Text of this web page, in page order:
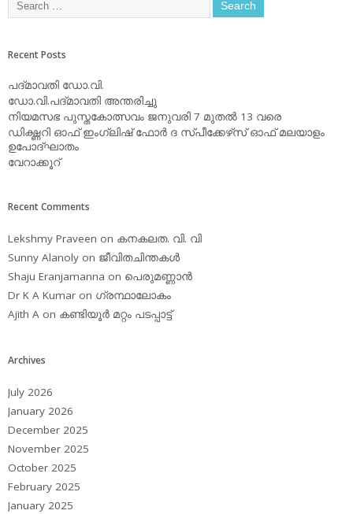
Recent Posts
പദ്മാവതി ഡോ.വി.
ഡോ.വി.പദ്മാവതി അന്തരിച്ചു
നിയമസഭ പുസ്തകോത്സവം ജനുവരി 7 മുതല്‍ 13 വരെ
ഡിക്ഷ്ണറി ഓഫ് ഇംഗ്ലിഷ് ഫോര്‍ ദ സ്പീക്കേഴ്‌സ് ഓഫ് മലയാളം
ഉപോദ്ഘാതം
വേറാക്കൂറ്
Recent Comments
Lekshmy Praveen on കനകലത. വി. വി
Sunny Alanoly on ജീവിതചിന്തകള്‍
Shaju Eranjamanna on പെരുമണ്ണാന്‍
Dr K A Kumar on ഗ്രന്ഥാലോകം
Ajith A on കണ്ടിയൂര്‍ മറ്റം പടപ്പാട്ട്‌
Archives
July 2026
January 2026
December 2025
November 2025
October 2025
February 2025
January 2025